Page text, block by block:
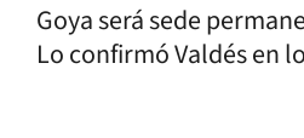
Goya será sede
Lo confirmó Valdés en